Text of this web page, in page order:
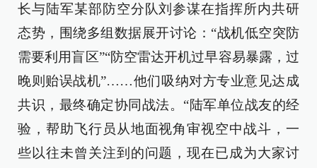
长与陆军某部防空分队刘参谋在指挥所内共研
态势，围绕多组数据展开讨论：“战机低空突防
需要利用盲区”“防空雷达开机过早容易暴露，过
晚则贻误战机”……他们吸纳对方专业意见达成
共识，最终确定协同战法。“陆军单位战友的经
验，帮助飞行员从地面视角审视空中战斗，一
些以往未曾关注到的问题，现在已成为大家讨